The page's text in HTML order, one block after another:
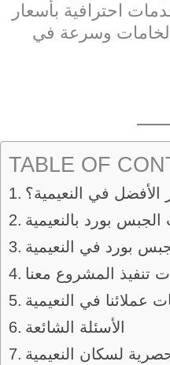
احترافية بأسعار
وسرعة في
TABLE OF
الأفضل في النعيمية؟
بورد بالنعيمية
بورد في النعيمية
تنفيذ المشروع معنا
عملائنا في النعيمية
الأسئلة الشائعة
لسكان النعيمية